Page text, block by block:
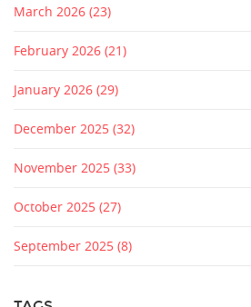
March 2026 (23)
February 2026 (21)
January 2026 (29)
December 2025 (32)
November 2025 (33)
October 2025 (27)
September 2025 (8)